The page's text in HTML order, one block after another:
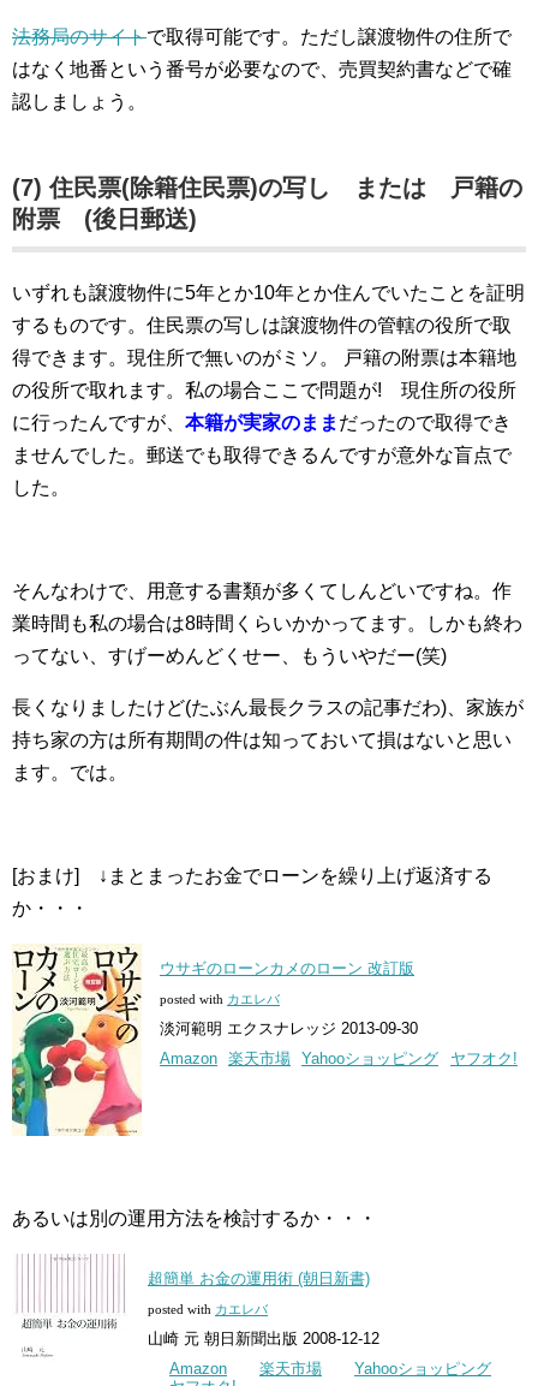
法務局のサイトで取得可能です。ただし譲渡物件の住所で
はなく地番という番号が必要なので、売買契約書などで確
認しましょう。
(7) 住民票(除籍住民票)の写し または 戸籍の
附票 (後日郵送)
いずれも譲渡物件に5年とか10年とか住んでいたことを証明
するものです。住民票の写しは譲渡物件の管轄の役所で取
得できます。現住所で無いのがミソ。
戸籍の附票は本籍地
の役所で取れます。私の場合ここで問題が! 現住所の役所
に行ったんですが、 本籍が実家のまま だったので取得でき
ませんでした。郵送でも取得できるんですが意外な盲点で
した。
そんなわけで、用意する書類が多くてしんどいですね。作
業時間も私の場合は8時間くらいかかってます。しかも終わ
ってない、すげーめんどくせー、もういやだー(笑)
長くなりましたけど(たぶん最長クラスの記事だわ)、家族が
持ち家の方は所有期間の件は知っておいて損はないと思い
ます。では。
[おまけ] ↓まとまったお金でローンを繰り上げ返済する
か・・・
ウサギのローンカメのローン 改訂版
posted with カエレバ
淡河範明 エクスナレッジ 2013-09-30
Amazon 楽天市場 Yahooショッピング ヤフオク!
あるいは別の運用方法を検討するか・・・
超簡単 お金の運用術 (朝日新書)
posted with カエレバ
山崎 元 朝日新聞出版 2008-12-12
Amazon
楽天市場
Yahooショッピング